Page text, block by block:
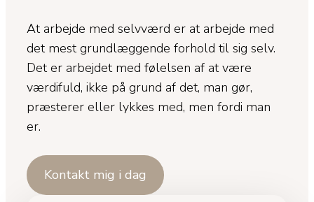
At arbejde med selvværd er at arbejde med
det mest grundlæggende forhold til sig selv.
Det er arbejdet med følelsen af at være
værdifuld, ikke på grund af det, man gør,
præsterer eller lykkes med, men fordi man
er.
Kontakt mig i dag